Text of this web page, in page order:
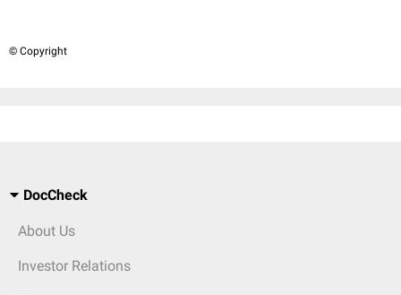
© Copyright
DocCheck
About Us
Investor Relations